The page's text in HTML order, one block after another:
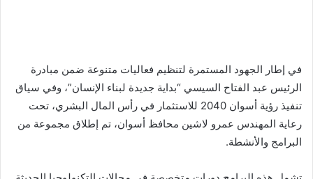
في إطار الجهود المستمرة لتنظيم فعاليات متنوعة ضمن مبادرة
الرئيس عبد الفتاح السيسي “بداية جديدة لبناء الإنسان”، وفي سياق
تنفيذ رؤية أسوان 2040 للاستثمار في رأس المال البشري، تحت
رعاية المهندس عمرو لاشين محافظ أسوان، تم إطلاق مجموعة من
البرامج والأنشطة.